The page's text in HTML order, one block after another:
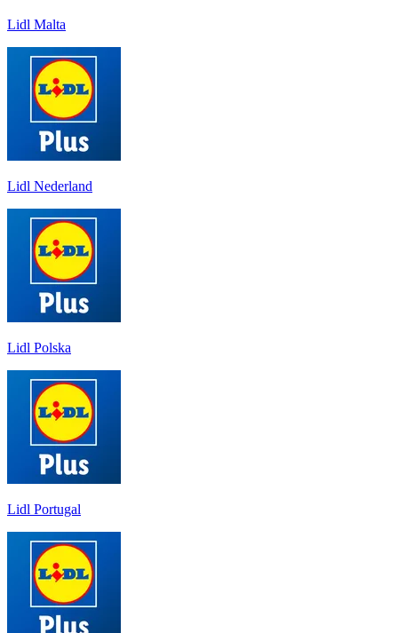
Lidl Malta
Lidl Nederland
Lidl Polska
Lidl Portugal